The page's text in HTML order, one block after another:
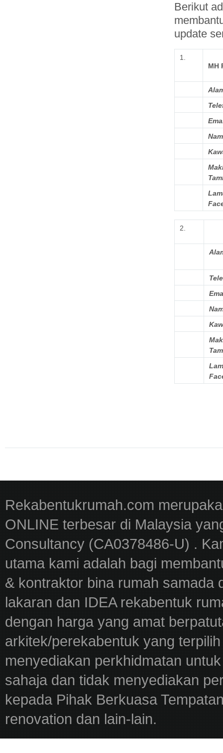
Berikut
update
1.
MH
2.
Rekabentukrumah.com
ONLINE terbesar di Malaysia
Consultancy (CA0378486-U) .
utama kami adalah bagi
& kontraktor bina rumah samada
lakaran dan IDEA rekabentuk
dengan harga yang amat
arkitek/perekabentuk yang
menyediakan perkhidmatan
sahaja dan tidak menyediakan
kepada Pihak Berkuasa
renovation dan lain-lain.